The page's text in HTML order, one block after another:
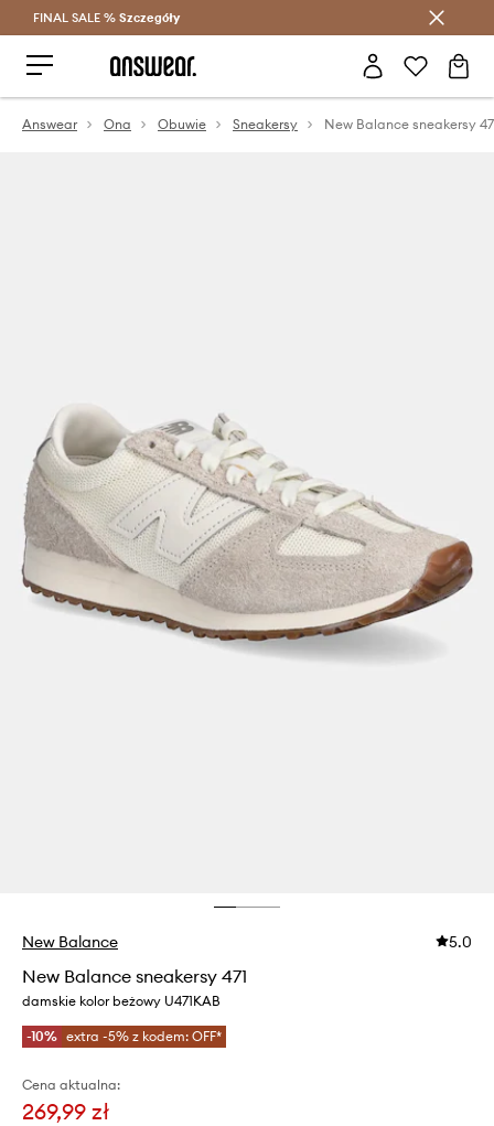
Oszczędzaj z Answear Club >
FINAL SALE % Szczegóły
Answear Ona Obuwie Sneakersy New Balance sneakersy
New Balance 5.0
New Balance sneakersy 471
damskie kolor beżowy U471KAB
-10% extra -5% z kodem: OFF*
Cena aktualna:
269,99 zł